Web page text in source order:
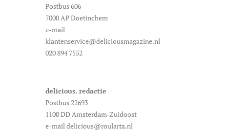
Postbus 606
7000 AP Doetinchem
e-mail
klantenservice@deliciousmagazine.nl
020 894 7552
delicious. redactie
Postbus 22693
1100 DD Amsterdam-Zuidoost
e-mail delicious@roularta.nl